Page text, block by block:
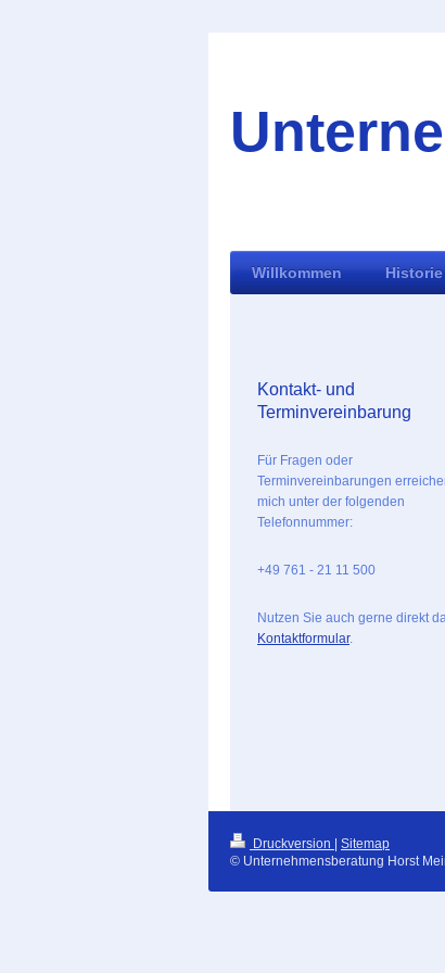
Willkommen Historie
Kontakt- und
Terminvereinbarung
Für Fragen oder
Terminvereinbarungen
mich unter der folgenden
Telefonnummer:
+49 761 - 21 11 500
Nutzen Sie auch gerne direkt
Kontaktformular.
Druckversion | Sitemap
© Unternehmensberatung Horst